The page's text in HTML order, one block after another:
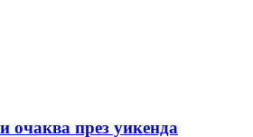
очаква през уикенда